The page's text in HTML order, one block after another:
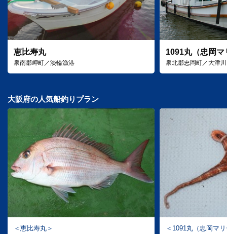
恵比寿丸
泉南郡岬町／淡輪漁港
1091丸（忠岡マ
泉北郡忠岡町／大津川
大阪府の人気船釣りプラン
恵比寿丸 1091丸（忠岡マ